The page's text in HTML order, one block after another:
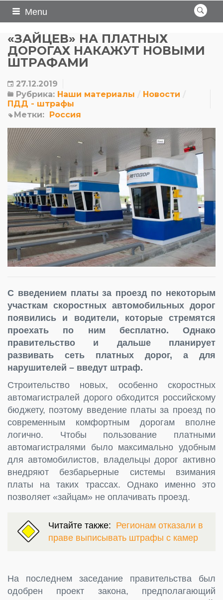
Menu
«ЗАЙЦЕВ» НА ПЛАТНЫХ
ДОРОГАХ НАКАЖУТ НОВЫМИ
ШТРАФАМИ
27.12.2019
Рубрика: Наши материалы
Новости
ПДД - штрафы
Метки: Россия
С введением платы за проезд по некоторым
участкам скоростных автомобильных дорог
появились и водители, которые стремятся
проехать по ним бесплатно. Однако
правительство и дальше планирует
развивать сеть платных дорог, а для
нарушителей – введут штраф.
Строительство новых, особенно скоростных
автомагистралей дорого обходится российскому
бюджету, поэтому введение платы за проезд по
современным комфортным дорогам вполне
логично. Чтобы пользование платными
автомагистралями было максимально удобным
для автомобилистов, владельцы дорог активно
внедряют безбарьерные системы взимания
платы на таких трассах. Однако именно это
позволяет «зайцам» не оплачивать проезд.
Читайте также: Регионам отказали в
праве выписывать штрафы с камер
На последнем заседание правительства был
одобрен проект закона, предполагающий